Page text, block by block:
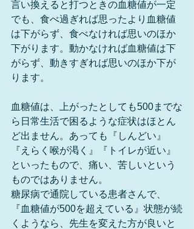
言い換えると打つときの血糖値が一定
でも、食べ過ぎれば思ったより血糖値
は下がらず、食べなければ思いのほか
下がります。動かなければ血糖値は下
がらず、動きすぎれば思いのほか下が
ります。
血糖値は、上がったとしても500までな
ら日常生活で困るような症状はほとん
ど出ません。あっても『しんどい』
『えらく喉が渇く』『トイレが近い』
といったもので、痛い、苦しいという
ものではありません。
糖尿病で通院している患者さんで、
『血糖値が500を超えている』状態が続
くようなら、先生を変えた方が良いと